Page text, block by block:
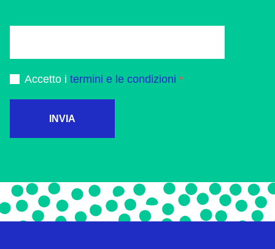
Accetto i termini e le condizioni
INVIA